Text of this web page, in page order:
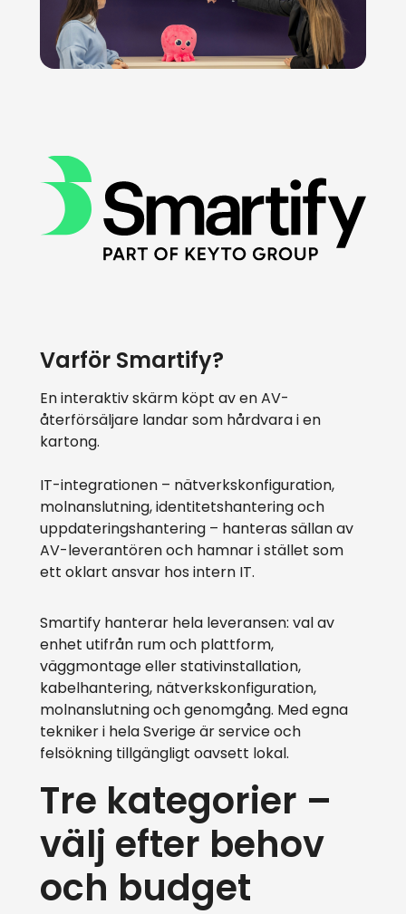
Varför Smartify?
En interaktiv skärm köpt av en AV-
återförsäljare landar som hårdvara i en
kartong.
IT-integrationen – nätverkskonfiguration,
molnanslutning, identitetshantering och
uppdateringshantering – hanteras sällan av
AV-leverantören och hamnar i stället som
ett oklart ansvar hos intern IT.
Smartify hanterar hela leveransen: val av
enhet utifrån rum och plattform,
väggmontage eller stativinstallation,
kabelhantering, nätverkskonfiguration,
molnanslutning och genomgång. Med egna
tekniker i hela Sverige är service och
felsökning tillgängligt oavsett lokal.
Tre kategorier –
välj efter behov
och budget